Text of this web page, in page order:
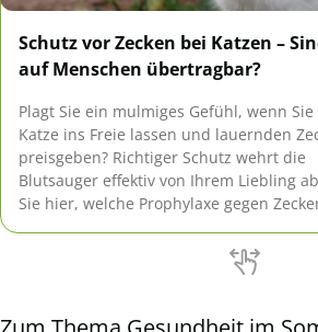
Schutz vor Zecken bei Katzen –
auf Menschen übertragbar?
Plagt Sie ein mulmiges Gefühl, wenn Sie
Katze ins Freie lassen und lauernden
preisgeben? Richtiger Schutz wehrt die
Blutsauger effektiv von Ihrem Liebling
Sie hier, welche Prophylaxe gegen